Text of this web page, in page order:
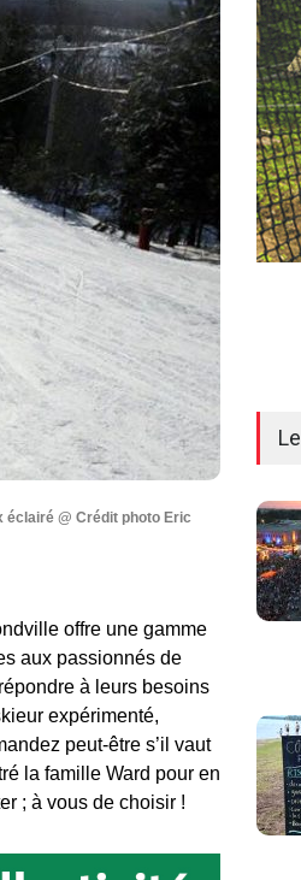
@ Crédit photo Eric
offre une gamme
aux passionnés de
à leurs besoins
expérimenté,
peut-être s’il vaut
la famille Ward pour en
; à vous de choisir !